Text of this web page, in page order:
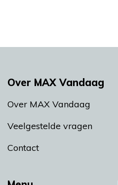
Over MAX Vandaag
Over MAX Vandaag
Veelgestelde vragen
Contact